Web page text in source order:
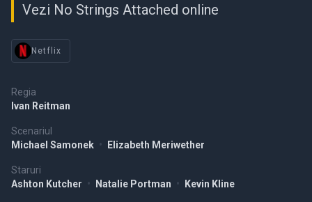
Regia
Ivan Reitman
Scenariul
Michael Samonek • Elizabeth Meriwether
Staruri
Ashton Kutcher • Natalie Portman • Kevin Kline
Vezi No Strings Attached online
Netflix